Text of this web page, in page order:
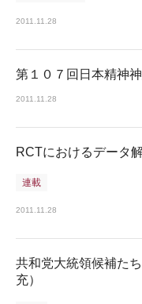
2011.11.28
第１０７回日本精神
2011.11.28
RCTにおけるデータ
連載
2011.11.28
共和党大統領候補た
充）